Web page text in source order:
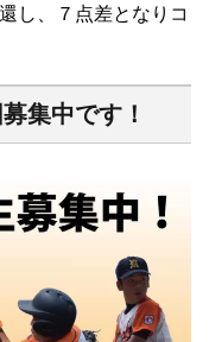
し、７点差となりコ
集中です！